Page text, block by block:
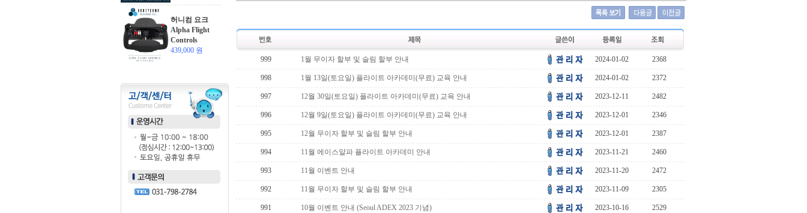
허니컴 요크
Alpha Flight
Controls
439,000 원
999 1월 무이자 할부 및 슬림 할부 안내 2024-01-02 2368
998 1월 13일(토요일) 플라이트 아카데미(무료) 교육 안내 2024-01-02 2372
997 12월 30일(토요일) 플라이트 아카데미(무료) 교육 안내 2023-12-11 2482
996 12월 9일(토요일) 플라이트 아카데미(무료) 교육 안내 2023-12-01 2346
995 12월 무이자 할부 및 슬림 할부 안내 2023-12-01 2387
994 11월 에이스알파 플라이트 아카데미 안내 2023-11-21 2460
993 11월 이벤트 안내 2023-11-20 2472
992 11월 무이자 할부 및 슬림 할부 안내 2023-11-09 2305
991 10월 이벤트 안내 (Seoul ADEX 2023 기념) 2023-10-16 2529